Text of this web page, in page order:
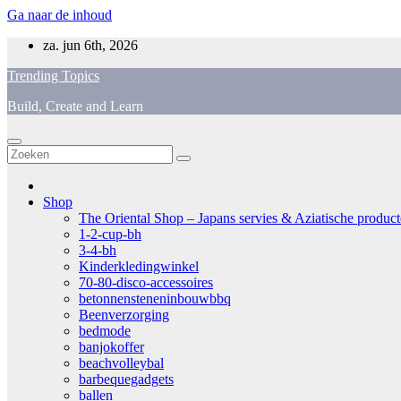
Ga naar de inhoud
za. jun 6th, 2026
Trending Topics
Build, Create and Learn
Shop
The Oriental Shop – Japans servies & Aziatische
1-2-cup-bh
3-4-bh
Kinderkledingwinkel
70-80-disco-accessoires
betonnensteneninbouwbbq
Beenverzorging
bedmode
banjokoffer
beachvolleybal
barbequegadgets
ballen